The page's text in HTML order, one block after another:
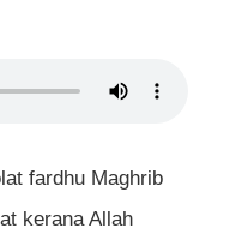
fardhu Maghrib
kerana Allah